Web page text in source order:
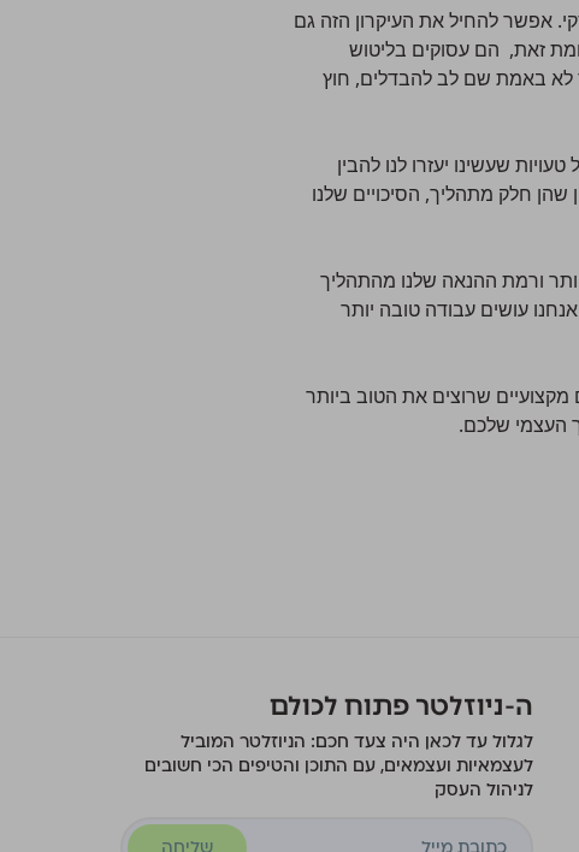
ש-20% מהאוכלוסייה אחראיים ל-80% מהמחזור העסקי. אפשר להחיל את העיקרון הזה גם
שב-20% מהזמן הם משיגים 80% מהתוצאות. ב-80% מהזמן, לעומת זאת, הם עסוקים בליטוש
לא באמת שם לב להבדלים, חוץ
שעשינו יעזרו לנו להבין
שהן חלק מתהליך, הסיכויים שלנו
מ-100%, נאמר ב-80% או אפילו 60% אנחנו רגועים יותר ורמת ההנאה שלנו מהתהליך
עושים עבודה טובה יותר
שרוצים את הטוב ביותר
העצמי שלכם.
ה-ניוזלטר פתוח לכולם
לגלול עד לכאן היה צעד חכם: הניוזלטר המוביל
לעצמאיות ועצמאים, עם התוכן והטיפים הכי חשובים
לניהול העסק